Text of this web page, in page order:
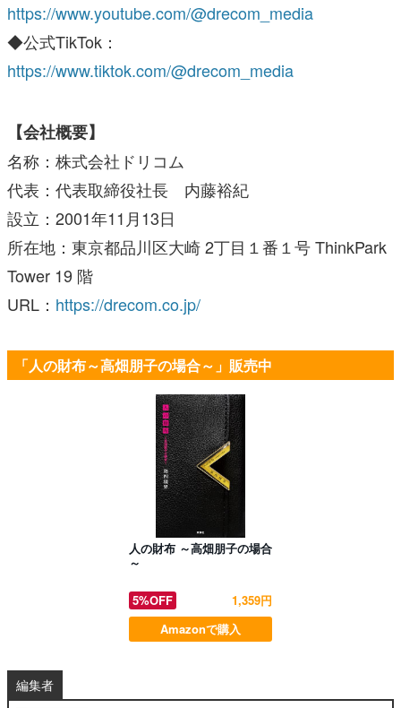
https://www.youtube.com/@drecom_media
◆公式TikTok：
https://www.tiktok.com/@drecom_media
【会社概要】
名称：株式会社ドリコム
代表：代表取締役社長 内藤裕紀
設立：2001年11月13日
所在地：東京都品川区大崎 2丁目１番１号 ThinkPark
Tower 19 階
URL： https://drecom.co.jp/
「人の財布～高畑朋子の場合～」販売中
人の財布 ～高畑朋子の場合
～
5%OFF
1,359円
Amazonで購入
編集者